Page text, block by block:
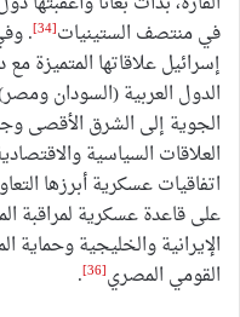
في منتصف الستينيات[34]
.
إسرائيل علاقاتها المتميزة
الدول العربية (السودان
الجوية إلى الشرق الأقصى
العلاقات السياسية
اتفاقيات عسكرية أبرزها
على قاعدة عسكرية لمراقبة
الإيرانية والخليجية وحماية
القومي المصري[36]
.